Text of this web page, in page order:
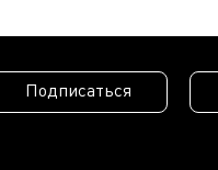
Подписаться